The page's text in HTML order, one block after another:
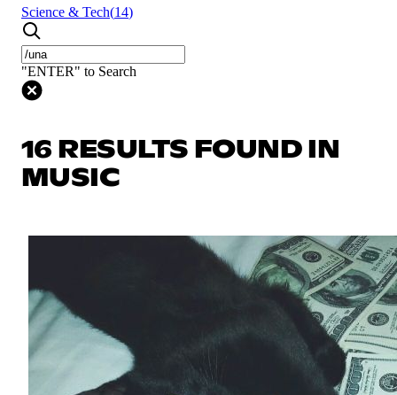
Science & Tech(14)
"ENTER" to Search
16 RESULTS FOUND IN
MUSIC